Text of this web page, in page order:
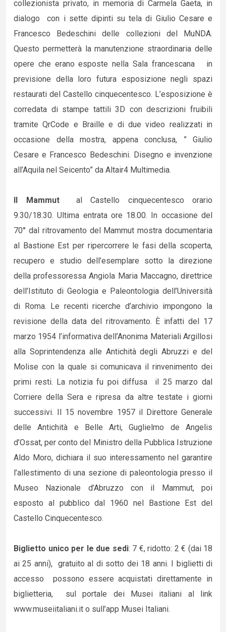
collezionista privato, in memoria di Carmela Gaeta, in
dialogo con i sette dipinti su tela di Giulio Cesare e
Francesco Bedeschini delle collezioni del MuNDA.
Questo permetterà la manutenzione straordinaria delle
opere che erano esposte nella Sala francescana in
previsione della loro futura esposizione negli spazi
restaurati del Castello cinquecentesco. L’esposizione è
corredata di stampe tattili 3D con descrizioni fruibili
tramite QrCode e Braille e di due video realizzati in
occasione della mostra, appena conclusa, ” Giulio
Cesare e Francesco Bedeschini. Disegno e invenzione
all’Aquila nel Seicento” da Altair4 Multimedia.
Il Mammut
al Castello cinquecentesco orario
9.30/18.30. Ultima entrata ore 18.00. In occasione del
70° dal ritrovamento del Mammut mostra documentaria
al Bastione Est per ripercorrere le fasi della scoperta,
recupero e studio dell’esemplare sotto la direzione
della professoressa Angiola Maria Maccagno, direttrice
dell’Istituto di Geologia e Paleontologia dell’Università
di Roma. Le recenti ricerche d’archivio impongono la
revisione della data del ritrovamento. È infatti del 17
marzo 1954 l’informativa dell’Anonima Materiali Argillosi
alla Soprintendenza alle Antichità degli Abruzzi e del
Molise con la quale si comunicava il rinvenimento dei
primi resti. La notizia fu poi diffusa il 25 marzo dal
Corriere della Sera e ripresa da altre testate i giorni
successivi. Il 15 novembre 1957 il Direttore Generale
delle Antichità e Belle Arti, Guglielmo de Angelis
d’Ossat, per conto del Ministro della Pubblica Istruzione
Aldo Moro, dichiara il suo interessamento nel garantire
l’allestimento di una sezione di paleontologia presso il
Museo Nazionale d’Abruzzo con il Mammut, poi
esposto al pubblico dal 1960 nel Bastione Est del
Castello Cinquecentesco.
Biglietto unico per le due sedi: 7 €, ridotto: 2 € (dai 18
ai 25 anni), gratuito al di sotto dei 18 anni. I biglietti di
accesso possono essere acquistati direttamente in
biglietteria, sul portale dei Musei italiani al link
www.museiitaliani.it o sull’app Musei Italiani.